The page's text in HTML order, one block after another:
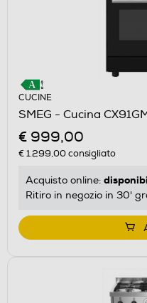
CUCINE
SMEG - Cucina
€ 999,00
€ 1.299,00consigliato
Acquisto online:
Ritiro in negozio in 30'